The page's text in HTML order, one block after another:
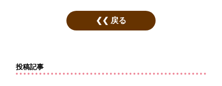
戻る
投稿記事